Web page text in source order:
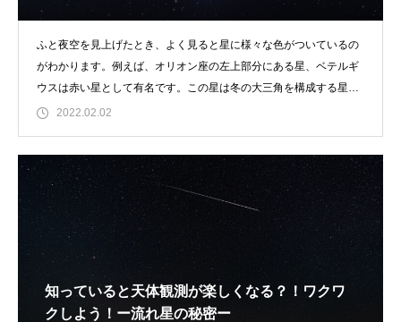
ふと夜空を見上げたとき、よく見ると星に様々な色がついているの
がわかります。例えば、オリオン座の左上部分にある星、ベテルギ
ウスは赤い星として有名です。この星は冬の大三角を構成する星の
１つなので、見かけた
2022.02.02
知っていると天体観測が楽しくなる？！ワクワ
クしよう！ー流れ星の秘密ー